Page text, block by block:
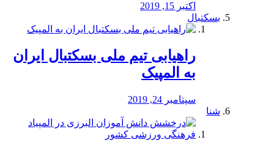
اکتبر 15, 2019
بسکتبال
راهیابی تیم ملی بسکتبال ایران
به المپیک
سپتامبر 24, 2019
شنا